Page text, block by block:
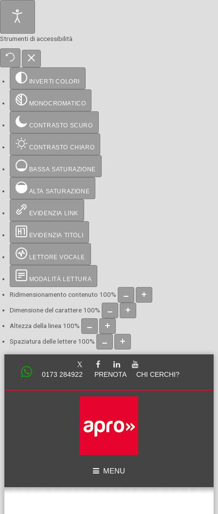
Strumenti di accessibilità
INVERTI COLORI
MONOCROMATICO
CONTRASTO SCURO
CONTRASTO CHIARO
BASSA SATURAZIONE
ALTA SATURAZIONE
EVIDENZIA LINK
EVIDENZIA TITOLI
LETTORE VOCALE
MODALITÀ LETTURA
Ridimensionamento contenuto 100%
Dimensione del carattere 100%
Altezza della linea 100%
Spaziatura delle lettere 100%
0173 284922 PRENOTA CHI CERCHI?
MENU